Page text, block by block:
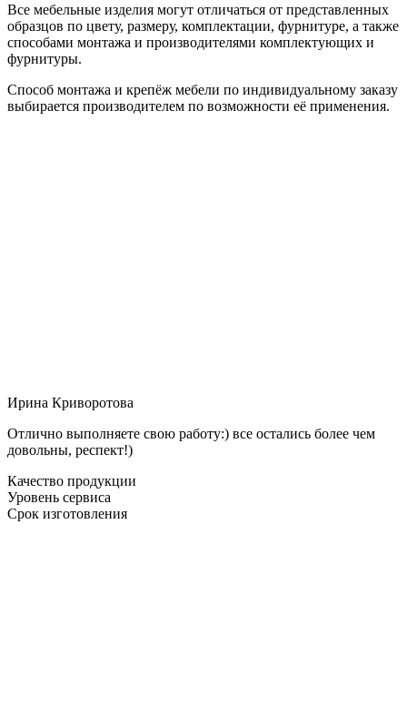
Все мебельные изделия могут отличаться от представленных
образцов по цвету, размеру, комплектации, фурнитуре, а также
способами монтажа и производителями комплектующих и
фурнитуры.
Способ монтажа и крепёж мебели по индивидуальному заказу
выбирается производителем по возможности её применения.
Ирина Криворотова
Отлично выполняете свою работу:) все остались более чем
довольны, респект!)
Качество продукции
Уровень сервиса
Срок изготовления